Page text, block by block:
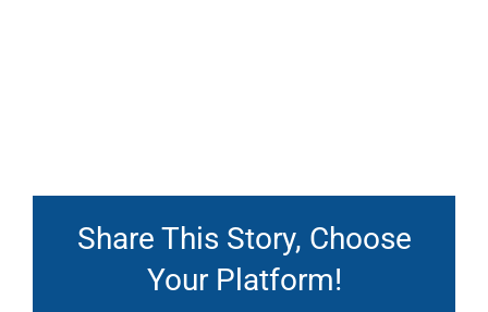
Share This Story, Choose
Your Platform!